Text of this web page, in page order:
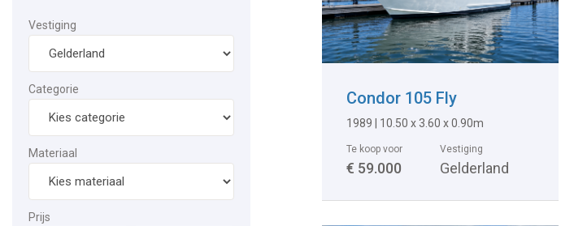
Vestiging
Categorie
Materiaal
Prijs
Condor 105 Fly
1989 | 10.50 x 3.60 x 0.90m
Te koop voor
€ 59.000
Vestiging
Gelderland